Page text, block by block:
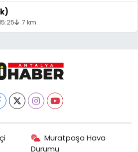
7 km
Muratpaşa Hava
Durumu